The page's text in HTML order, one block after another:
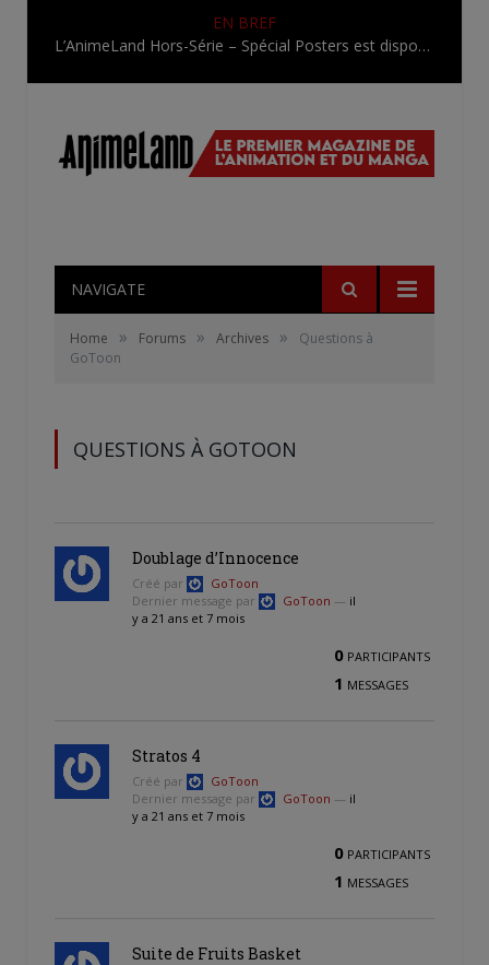
EN BREF
L’AnimeLand Hors-Série – Spécial Posters est disponible !
NAVIGATE
Home » Forums » Archives »
Questions à
GoToon
QUESTIONS À GOTOON
Doublage d’Innocence
Créé par
GoToon
Dernier message par
GoToon — il
y a 21 ans et 7 mois
0 PARTICIPANTS
1 MESSAGES
Stratos 4
Créé par
GoToon
Dernier message par
GoToon — il
y a 21 ans et 7 mois
0 PARTICIPANTS
1 MESSAGES
Suite de Fruits Basket